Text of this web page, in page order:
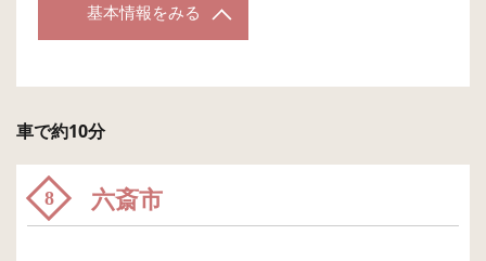
基本情報をみる
車で約10分
8 六斎市